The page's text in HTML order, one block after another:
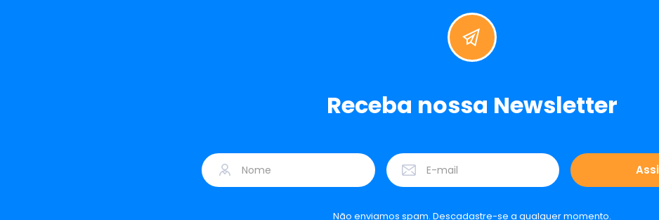
Receba nossa Newsletter
Não enviamos spam. Descadastre-se a qualquer momento.